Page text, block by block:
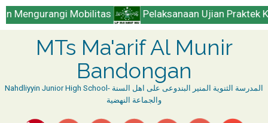
Mobilitas Pelaksanaan Ujian Praktek
MTs Ma'arif Al Munir
Bandongan
Nahdliyyin Junior High School- المدرسة الثنوية المنير البندوعى على اهل السنة
والجماعة النهضية